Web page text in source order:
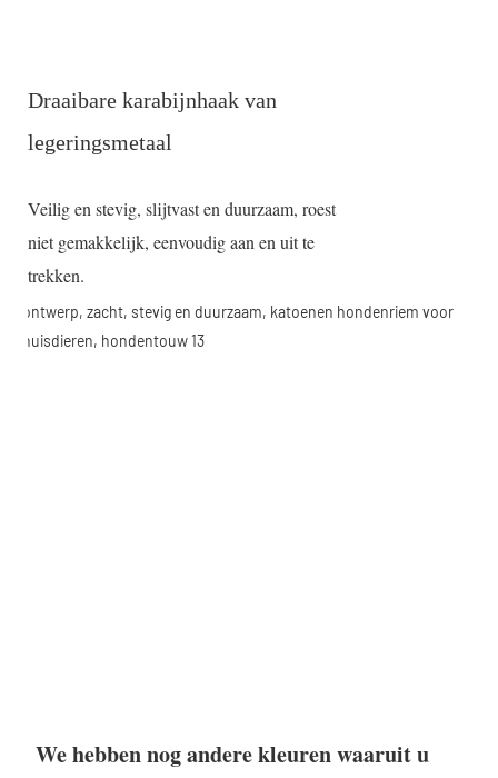
Draaibare karabijnhaak van
legeringsmetaal
Veilig en stevig, slijtvast en duurzaam, roest
niet gemakkelijk, eenvoudig aan en uit te
trekken.
We hebben nog andere kleuren waaruit u